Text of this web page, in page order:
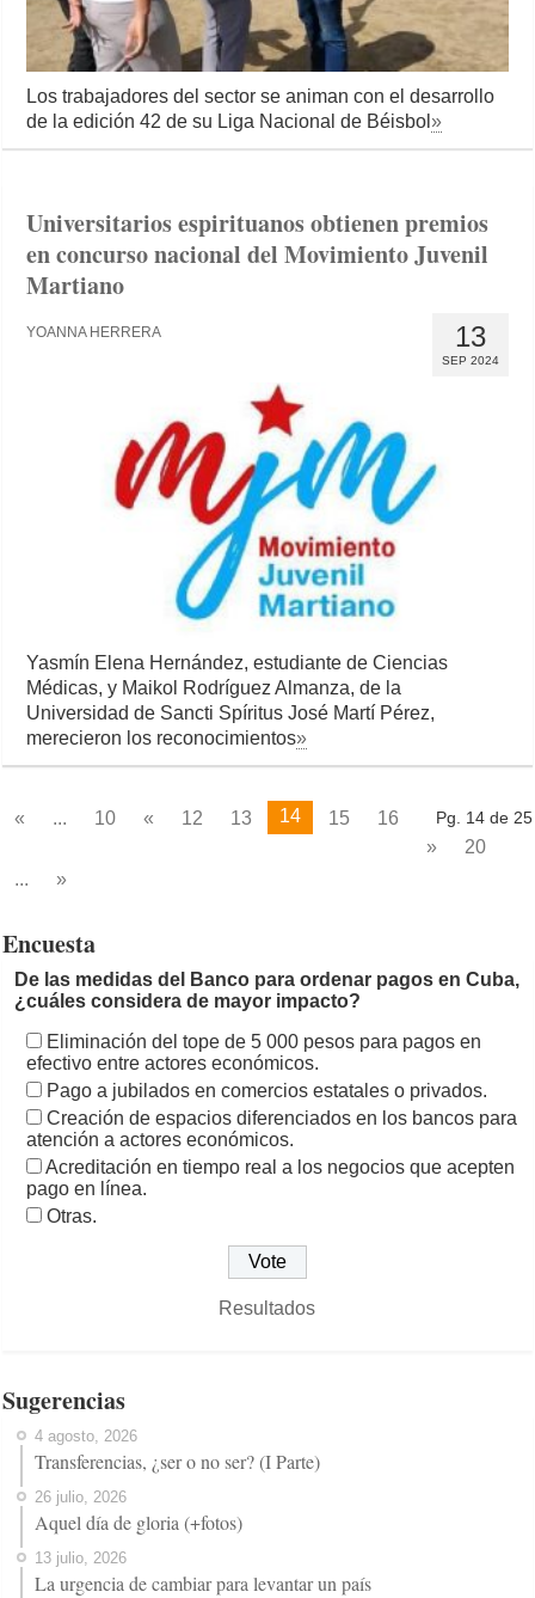
Los trabajadores del sector se animan con el desarrollo
de la edición 42 de su Liga Nacional de Béisbol»
Universitarios espirituanos obtienen premios
en concurso nacional del Movimiento Juvenil
Martiano
13
SEP 2024
YOANNA HERRERA
Yasmín Elena Hernández, estudiante de Ciencias
Médicas, y Maikol Rodríguez Almanza, de la
Universidad de Sancti Spíritus José Martí Pérez,
merecieron los reconocimientos»
Pg. 14 de 25
« ... 10 « 12 13 14 15
16
»
20
...
»
Encuesta
De las medidas del Banco para ordenar pagos en Cuba,
¿cuáles considera de mayor impacto?
Eliminación del tope de 5 000 pesos para pagos en
efectivo entre actores económicos.
Pago a jubilados en comercios estatales o privados.
Creación de espacios diferenciados en los bancos para
atención a actores económicos.
Acreditación en tiempo real a los negocios que acepten
pago en línea.
Otras.
Resultados
Sugerencias
4 agosto, 2026
Transferencias, ¿ser o no ser? (I Parte)
26 julio, 2026
Aquel día de gloria (+fotos)
13 julio, 2026
La urgencia de cambiar para levantar un país